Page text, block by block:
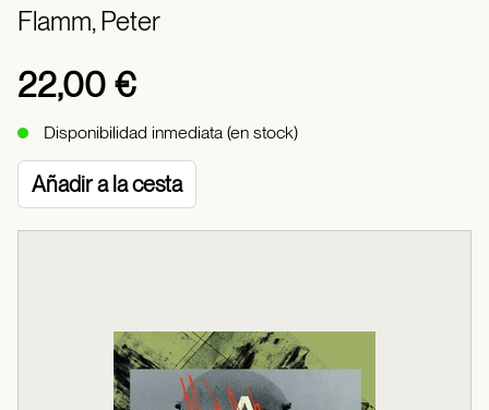
Flamm, Peter
22,00 €
Disponibilidad inmediata (en stock)
Añadir a la cesta